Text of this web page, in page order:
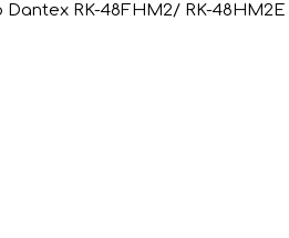
RK-48FHM2/ RK-48HM2E